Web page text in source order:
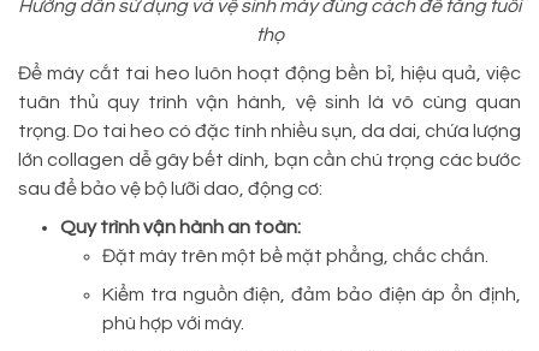
Hướng dẫn sử dụng và vệ sinh máy đúng cách để tăng tuổi
thọ
Để máy cắt tai heo luôn hoạt động bền bỉ, hiệu quả, việc
tuân thủ quy trình vận hành, vệ sinh là vô cùng quan
trọng. Do tai heo có đặc tính nhiều sụn, da dai, chứa lượng
lớn collagen dễ gây bết dính, bạn cần chú trọng các bước
sau để bảo vệ bộ lưỡi dao, động cơ:
Quy trình vận hành an toàn:
Đặt máy trên một bề mặt phẳng, chắc chắn.
Kiểm tra nguồn điện, đảm bảo điện áp ổn định,
phù hợp với máy.